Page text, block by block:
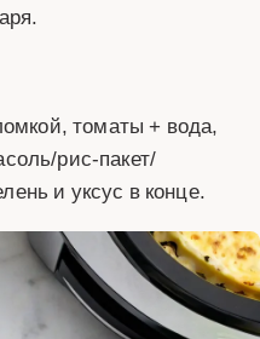
томаты + вода,
рис‑пакет/
и уксус в конце.